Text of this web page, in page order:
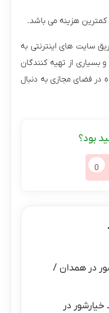
کمترین هزینه می باشد.
سایت های اینترنتی به
از تهیه کنندگان
در فضای مجازی به دنبال
بود؟
0
در همدان /
خیارشور در